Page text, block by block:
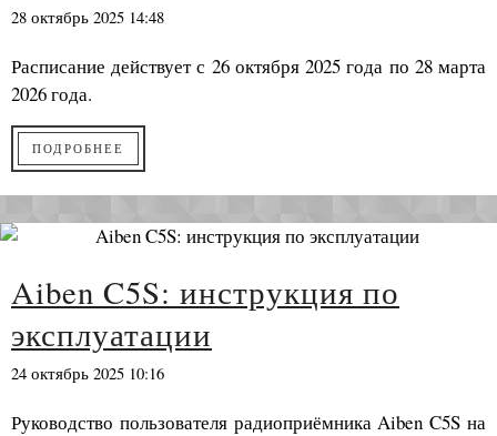
28 октябрь 2025 14:48
Расписание действует с 26 октября 2025 года по 28 марта
2026 года.
ПОДРОБНЕЕ
Aiben C5S: инструкция по
эксплуатации
24 октябрь 2025 10:16
Руководство пользователя радиоприёмника Aiben C5S на